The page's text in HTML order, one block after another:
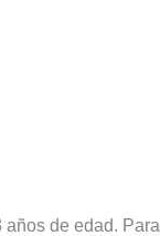
de edad. Para